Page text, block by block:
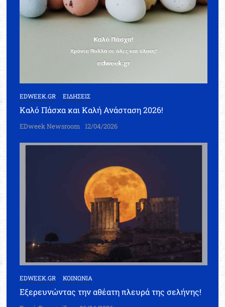
EDWEEK.GR ΕΙΔΗΣΕΙΣ
Καλό Πάσχα και Καλή Ανάσταση 2026!
EDweek Newsroom 12/04/2026
EDWEEK.GR ΚΟΙΝΩΝΙΑ
Εξερευνώντας την αθέατη πλευρά της σελήνης!